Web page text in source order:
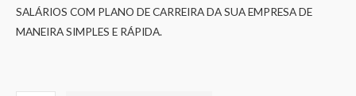
SALÁRIOS COM PLANO DE CARREIRA DA SUA EMPRESA DE
MANEIRA SIMPLES E RÁPIDA.